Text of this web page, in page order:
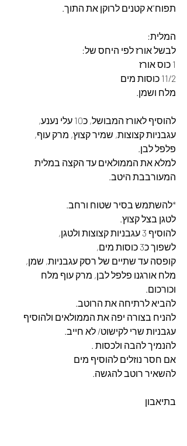
תפוח"א קטנים לרוקן את התוך.
המלית:
לבשל אורז לפי היחס של:
1 כוס אורז
11/2 כוסות מים
מלח ושמן.
להוסיף לאורז המבושל, כ10 עלי נענע,
עגבניות קצוצות, שמיר קצוץ, מרק עוף,
פלפל לבן.
למלא את הממולאים עד הקצה במלית
המעורבבת היטב.
*להשתמש בסיר שטוח ורחב.
לטגן בצל קצוץ.
להוסיף 3 עגבניות קצוצות ולטגן,
לשפוך כ3 כוסות מים,
קופסה עד שתיים של רסק עגבניות, שמן,
מלח אורגנו פלפל לבן, מרק עוף מלח
וכורכום.
להביא לרתיחה את הרוטב.
להניח בצורה יפה את הממולאים ולהוסיף
עגבניות שרי לקישוט/ לא חייב.
להנמיך להבה ולכסות .
אם חסר נוזלים להוסיף מים
להשאיר רוטב להגשה.
בתיאבון